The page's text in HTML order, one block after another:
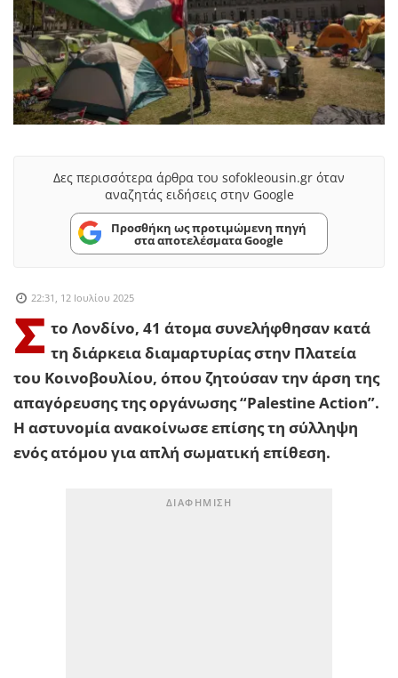
Δες περισσότερα άρθρα του sofokleousin.gr όταν
αναζητάς ειδήσεις στην Google
Προσθήκη ως προτιμώμενη πηγή
στα αποτελέσματα Google
22:31, 12 Ιουλίου 2025
Σ το Λονδίνο, 41 άτομα συνελήφθησαν κατά
τη διάρκεια διαμαρτυρίας στην Πλατεία
του Κοινοβουλίου, όπου ζητούσαν την άρση της
απαγόρευσης της οργάνωσης “Palestine Action”.
Η αστυνομία ανακοίνωσε επίσης τη σύλληψη
ενός ατόμου για απλή σωματική επίθεση.